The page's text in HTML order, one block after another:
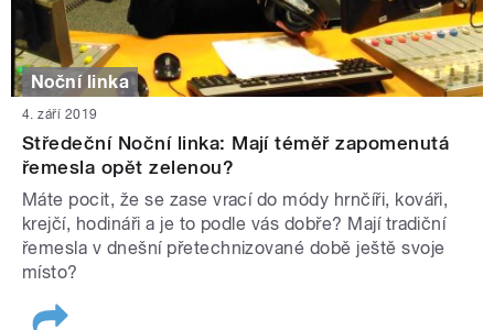
Noční linka
4. září 2019
Středeční Noční linka: Mají téměř zapomenutá
řemesla opět zelenou?
Máte pocit, že se zase vrací do módy hrnčíři, kováři,
krejčí, hodináři a je to podle vás dobře? Mají tradiční
řemesla v dnešní přetechnizované době ještě svoje
místo?